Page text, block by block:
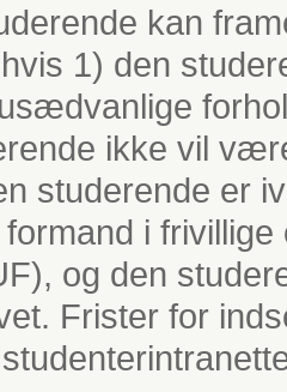
kan
1) den
ikke vil
studerende er
i
og den
Frister for